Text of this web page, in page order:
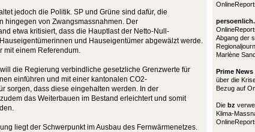
jedoch die Politik. SP und Grüne sind dafür, die
hingegen von Zwangsmassnahmen. Der
etwa kritisiert, dass die Hauptlast der Netto-Null-
und Hauseigentümer abgewälzt werde.
mit einem Referendum.
die Regierung verbindliche gesetzliche Grenzwerte für
einführen und mit einer kantonalen CO2-
sorgen, dass diese eingehalten werden. In der
das Weiterbauen im Bestand erleichtert und somit
liegt der Schwerpunkt im Ausbau des Fernwärmenetzes.
Abgang der
Marlène
Prime News
über die
Bezug auf
Die bz
Klima-